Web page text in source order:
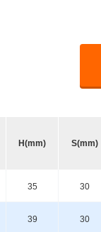
H(mm) S(mm)
35 30
39 30